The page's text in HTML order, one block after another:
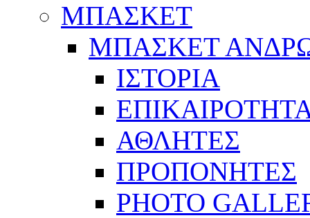
ΜΠΑΣΚΕΤ
ΜΠΑΣΚΕΤ
ΙΣΤΟΡΙΑ
ΑΘΛΗΤΕΣ
ΠΡΟΠΟΝΗΤΕΣ
PHOTO